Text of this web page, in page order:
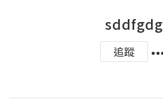
sddfgdg
追蹤